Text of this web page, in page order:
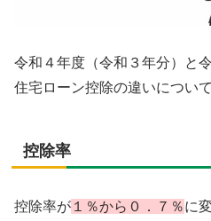
令和４年度（令和３年分）と
住宅ローン控除の違いについ
控除率
控除率が １％から０．７％に